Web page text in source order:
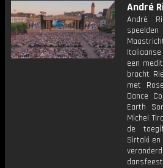
André
André
een
bracht
met
Dance
Earth
Michel
de
Sirtaki en